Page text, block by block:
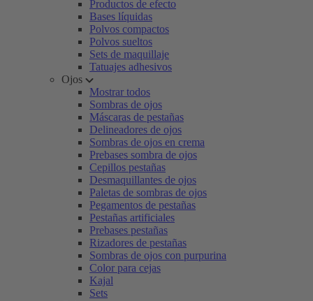
Productos de efecto
Bases líquidas
Polvos compactos
Polvos sueltos
Sets de maquillaje
Tatuajes adhesivos
Ojos
Mostrar todos
Sombras de ojos
Máscaras de pestañas
Delineadores de ojos
Sombras de ojos en crema
Prebases sombra de ojos
Cepillos pestañas
Desmaquillantes de ojos
Paletas de sombras de ojos
Pegamentos de pestañas
Pestañas artificiales
Prebases pestañas
Rizadores de pestañas
Sombras de ojos con purpurina
Color para cejas
Kajal
Sets